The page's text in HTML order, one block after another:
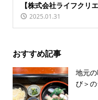
【株式会社ライフクリエ
2025.01.31
おすすめ記事
地元
び＞